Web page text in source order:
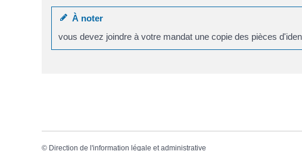
À noter
vous devez joindre à votre mandat une copie des pièces
© Direction de l'information légale et administrative